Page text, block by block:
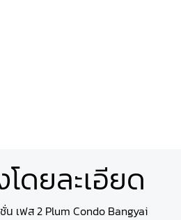
ดยละเอียด
เฟส 2 Plum Condo Bangyai